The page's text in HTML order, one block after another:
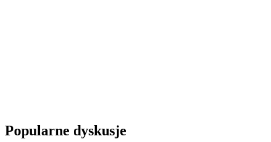
Popularne dyskusje